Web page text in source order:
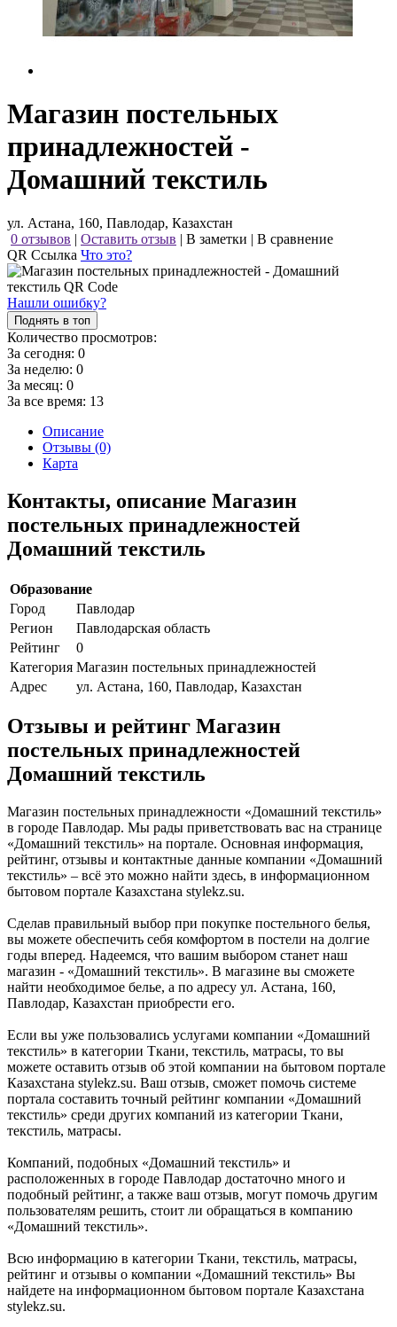
Магазин постельных
принадлежностей -
Домашний текстиль
ул. Астана, 160, Павлодар, Казахстан
0 отзывов | Оставить отзыв | В заметки | В сравнение
QR Ссылка Что это?
Нашли ошибку?
Поднять в топ
Количество просмотров:
За сегодня: 0
За неделю: 0
За месяц: 0
За все время: 13
Описание
Отзывы (0)
Карта
Контакты, описание Магазин
постельных принадлежностей
Домашний текстиль
Образование
Город
Павлодар
Регион
Павлодарская область
Рейтинг
0
Категория Магазин постельных принадлежностей
Адрес
ул. Астана, 160, Павлодар, Казахстан
Отзывы и рейтинг Магазин
постельных принадлежностей
Домашний текстиль
Магазин постельных принадлежности «Домашний текстиль»
в городе Павлодар. Мы рады приветствовать вас на странице
«Домашний текстиль» на портале. Основная информация,
рейтинг, отзывы и контактные данные компании «Домашний
текстиль» – всё это можно найти здесь, в информационном
бытовом портале Казахстана stylekz.su.
Сделав правильный выбор при покупке постельного белья,
вы можете обеспечить себя комфортом в постели на долгие
годы вперед. Надеемся, что вашим выбором станет наш
магазин - «Домашний текстиль». В магазине вы сможете
найти необходимое белье, а по адресу ул. Астана, 160,
Павлодар, Казахстан приобрести его.
Если вы уже пользовались услугами компании «Домашний
текстиль» в категории Ткани, текстиль, матрасы, то вы
можете оставить отзыв об этой компании на бытовом портале
Казахстана stylekz.su. Ваш отзыв, сможет помочь системе
портала составить точный рейтинг компании «Домашний
текстиль» среди других компаний из категории Ткани,
текстиль, матрасы.
Компаний, подобных «Домашний текстиль» и
расположенных в городе Павлодар достаточно много и
подобный рейтинг, а также ваш отзыв, могут помочь другим
пользователям решить, стоит ли обращаться в компанию
«Домашний текстиль».
Всю информацию в категории Ткани, текстиль, матрасы,
рейтинг и отзывы о компании «Домашний текстиль» Вы
найдете на информационном бытовом портале Казахстана
stylekz.su.